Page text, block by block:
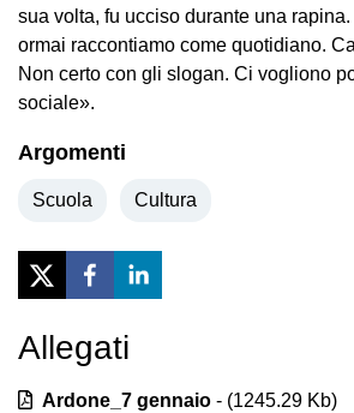
sua volta, fu ucciso durante una
ormai raccontiamo come quotidiano.
Non certo con gli slogan. Ci vogliono
sociale».
Argomenti
Scuola Cultura
Previous
Allegati
Ardone_7 gennaio - (1245.29 Kb)